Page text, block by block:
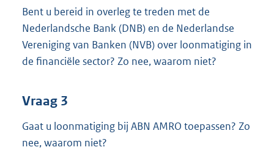
Bent u bereid in overleg te treden met de
Nederlandsche Bank (DNB) en de Nederlandse
Vereniging van Banken (NVB) over loonmatiging in
de financiële sector? Zo nee, waarom niet?
Vraag 3
Gaat u loonmatiging bij ABN AMRO toepassen? Zo
nee, waarom niet?